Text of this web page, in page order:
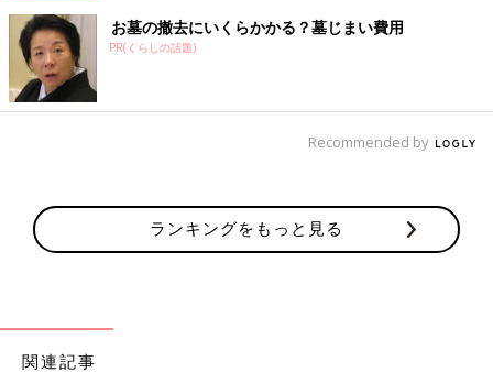
＜アウター＞
目安：1 枚
1 カ月健診が肌寒い時季ならそろえておいても◎。
寒暖差のある時季、どちらか1枚をウエアに重ねて。
お墓の撤去にいくらかかる？墓じまい費用
PR(くらしの話題)
Recommended by
ランキングをもっと見る
関連記事